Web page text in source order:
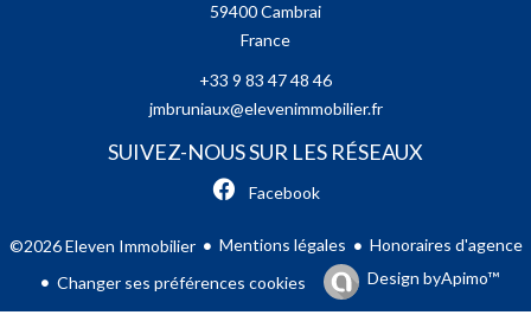
59400Cambrai
France
+33 9 83 47 48 46
jmbruniaux@elevenimmobilier.fr
SUIVEZ-NOUS SUR LES RÉSEAUX
Facebook
©2026 Eleven Immobilier Mentions légales
Honoraires d'agence
Changer ses préférences cookies
Design byApimo™